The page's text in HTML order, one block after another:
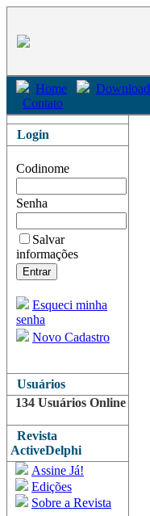
Home Download
Contato
Login
Codinome
Senha
Salvar
informações
Esqueci minha
senha
Novo Cadastro
Usuários
134 Usuários Online
Revista
ActiveDelphi
Assine Já!
Edições
Sobre a Revista